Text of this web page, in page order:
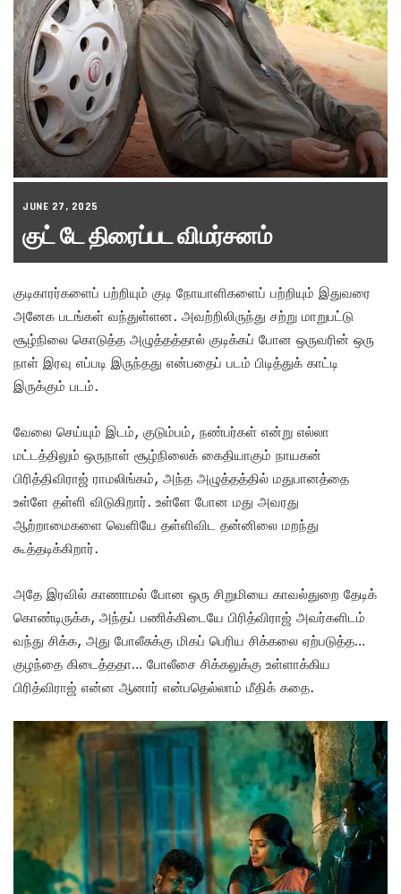
JUNE 27, 2025
குட் டே திரைப்பட விமர்சனம்
குடிகாரர்களைப் பற்றியும் குடி நோயாளிகளைப் பற்றியும் இதுவரை
அனேக படங்கள் வந்துள்ளன. அவற்றிலிருந்து சற்று மாறுபட்டு
சூழ்நிலை கொடுத்த அழுத்தத்தால் குடிக்கப் போன ஒருவரின் ஒரு
நாள் இரவு எப்படி இருந்தது என்பதைப் படம் பிடித்துக் காட்டி
இருக்கும் படம்.
வேலை செய்யும் இடம், குடும்பம், நண்பர்கள் என்று எல்லா
மட்டத்திலும் ஒருநாள் சூழ்நிலைக் கைதியாகும் நாயகன்
பிரித்திவிராஜ் ராமலிங்கம், அந்த அழுத்தத்தில் மதுபானத்தை
உள்ளே தள்ளி விடுகிறார். உள்ளே போன மது அவரது
ஆற்றாமைகளை வெளியே தள்ளிவிட தன்னிலை மறந்து
கூத்தடிக்கிறார்.
அதே இரவில் காணாமல் போன ஒரு சிறுமியை காவல்துறை தேடிக்
கொண்டிருக்க, அந்தப் பணிக்கிடையே பிரித்விராஜ் அவர்களிடம்
வந்து சிக்க, அது போலீசுக்கு மிகப் பெரிய சிக்கலை ஏற்படுத்த…
குழந்தை கிடைத்ததா… போலீசை சிக்கலுக்கு உள்ளாக்கிய
பிரித்விராஜ் என்ன ஆனார் என்பதெல்லாம் மீதிக் கதை.